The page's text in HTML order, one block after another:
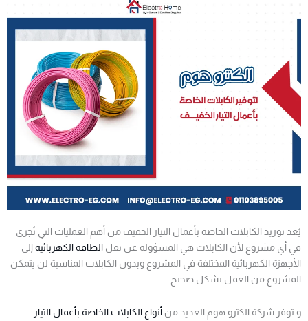
يُعد توريد الكابلات الخاصة بأعمال التيار الخفيف من أهم العمليات التي تُجرى
في أي مشروع لأن الكابلات هي المسؤولة عن نقل الطاقة الكهربائية إلى
الأجهزة الكهربائية المختلفة في المشروع وبدون الكابلات المناسبة لن يتمكن
المشروع من العمل بشكل صحيح.
و توفر شركة الكترو هوم العديد من أنواع الكابلات الخاصة بأعمال التيار